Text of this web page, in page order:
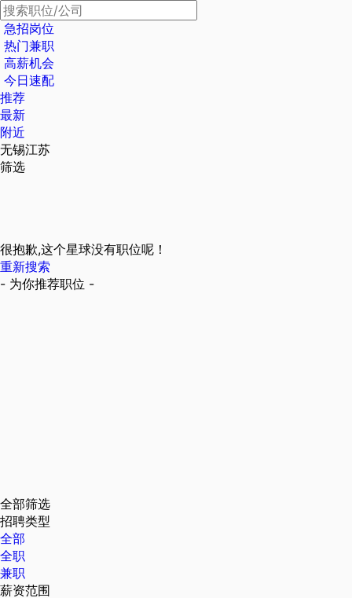
急招岗位
热门兼职
高薪机会
今日速配
推荐
最新
附近
无锡江苏
筛选
很抱歉,这个星球没有职位呢！
重新搜索
- 为你推荐职位 -
全部筛选
招聘类型
全部
全职
兼职
薪资范围